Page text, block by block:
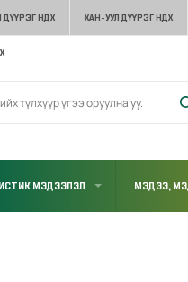
ДҮҮРЭГ НДХ ХАН-УУЛ ДҮҮРЭГ НДХ
МЭДЭЭЛЭЛ МЭДЭЭ,